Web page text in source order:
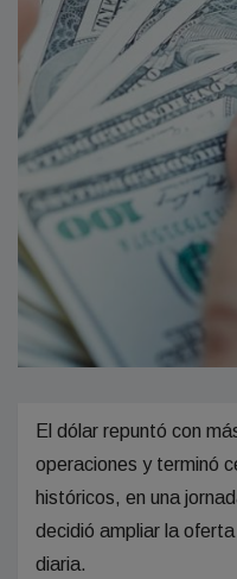
El dólar repuntó con
operaciones y terminó
históricos, en una
decidió ampliar la
diaria.